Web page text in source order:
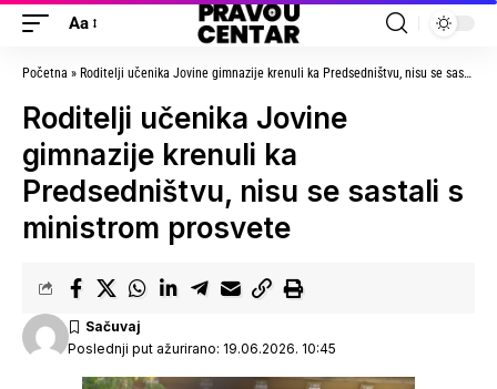
Aa
Početna » Roditelji učenika Jovine gimnazije krenuli ka Predsedništvu, nisu se sastali s ministrom prosvete
Roditelji učenika Jovine
gimnazije krenuli ka
Predsedništvu, nisu se sastali s
ministrom prosvete
Poslednji put ažurirano: 19.06.2026. 10:45